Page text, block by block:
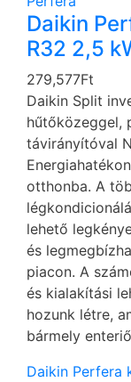
Daikin
R32 2,5
279,577Ft
Daikin Split
hűtőközeggel,
távirányítóval
otthonba. A
lehető
és
piacon. A
és kialakítási
hozunk létre,
bármely
Daikin Perfera